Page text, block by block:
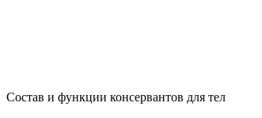
Состав и функции консервантов для тел